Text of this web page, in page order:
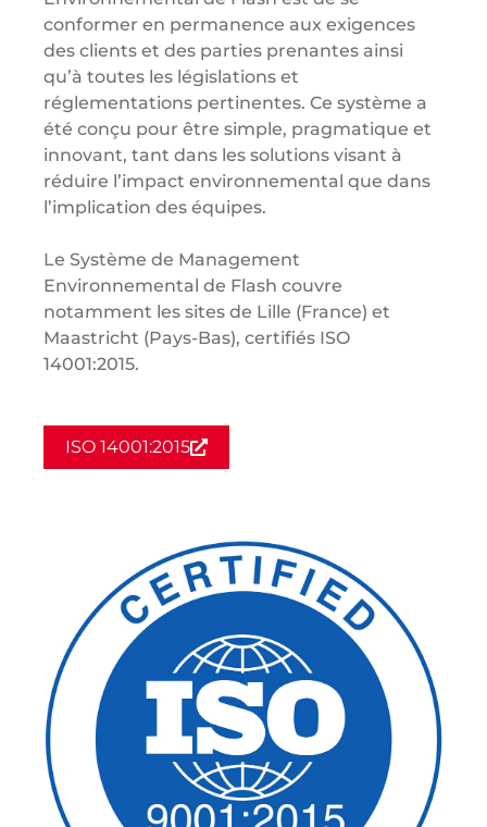
conformer en permanence aux exigences
des clients et des parties prenantes ainsi
qu’à toutes les législations et
réglementations pertinentes. Ce système a
été conçu pour être simple, pragmatique et
innovant, tant dans les solutions visant à
réduire l’impact environnemental que dans
l’implication des équipes.
Le Système de Management
Environnemental de Flash couvre
notamment les sites de Lille (France) et
Maastricht (Pays-Bas), certifiés ISO
14001:2015.
ISO 14001:2015